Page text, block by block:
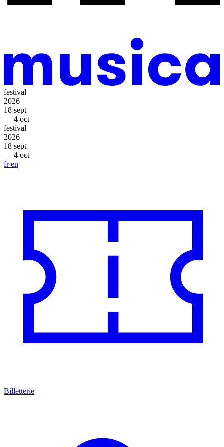
festival
2026
18 sept
— 4 oct
festival
2026
18 sept
— 4 oct
fren
Billetterie